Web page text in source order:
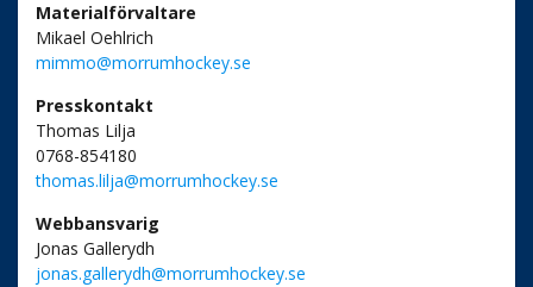
Materialförvaltare
Mikael Oehlrich
mimmo@morrumhockey.se
Presskontakt
Thomas Lilja
0768-854180
thomas.lilja@morrumhockey.se
Webbansvarig
Jonas Gallerydh
jonas.gallerydh@morrumhockey.se